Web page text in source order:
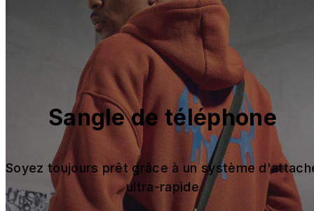
Sangle de téléphone
Soyez toujours prêt grâce à un système
ultra-rapide